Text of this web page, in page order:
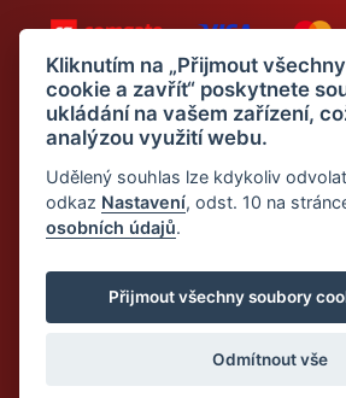
Chci odebírat
© 2026 Dietalegre - bílkovinná dieta
Kliknutím na „Přijmout
cookie a zavřít“ poskytnete
ukládání na vašem zařízení,
analýzou využití webu.
Udělený souhlas lze kdykoliv
odkaz Nastavení, odst. 10 na
osobních údajů.
Přijmout všechny soubory
Odmítnout vše